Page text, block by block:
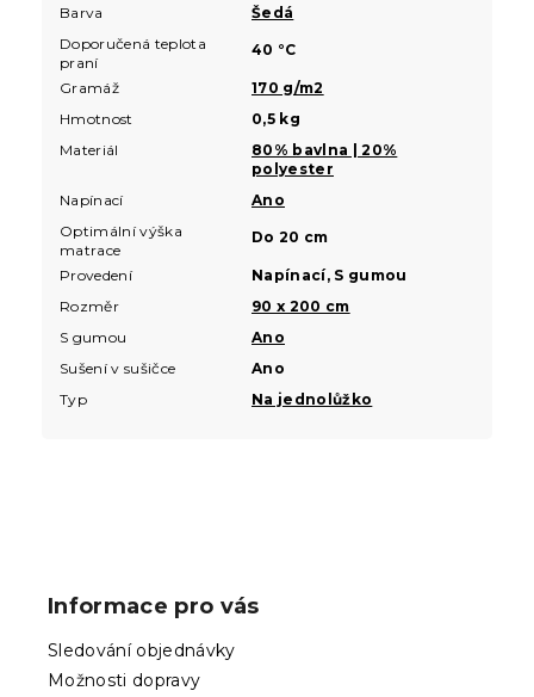
Barva
Šedá
Doporučená teplota
praní
40 °C
Gramáž
170 g/m2
Hmotnost
0,5 kg
Materiál
80% bavlna | 20%
polyester
Napínací
Ano
Optimální výška
matrace
Do 20 cm
Provedení
Napínací, S gumou
Rozměr
90 x 200 cm
S gumou
Ano
Sušení v sušičce
Ano
Typ
Na jednolůžko
Informace pro vás
Sledování objednávky
Možnosti dopravy